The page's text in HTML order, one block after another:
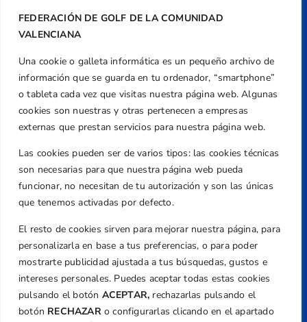
FEDERACIÓN DE GOLF DE LA COMUNIDAD
VALENCIANA
Una cookie o galleta informática es un pequeño archivo de
información que se guarda en tu ordenador, “smartphone”
o tableta cada vez que visitas nuestra página web. Algunas
cookies son nuestras y otras pertenecen a empresas
externas que prestan servicios para nuestra página web.
Las cookies pueden ser de varios tipos: las cookies técnicas
son necesarias para que nuestra página web pueda
funcionar, no necesitan de tu autorización y son las únicas
que tenemos activadas por defecto.
El resto de cookies sirven para mejorar nuestra página, para
personalizarla en base a tus preferencias, o para poder
mostrarte publicidad ajustada a tus búsquedas, gustos e
intereses personales. Puedes aceptar todas estas cookies
pulsando el botón ACEPTAR, rechazarlas pulsando el
botón RECHAZARo configurarlas clicando en el apartado
Dirección
Centre de L´Esport, Carrer d'Isaac Peral i
Caballero, Nº 5, Despachos 2 y 3, 46980,
Valencia
+34 961 367 799
Email
federacion@golfcv.com
Aviso Legal
Política de Privacidad
Transparencia
Normativa
Federación